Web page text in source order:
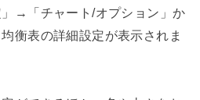
→「チャート/オプション」か
衡表の詳細設定が表示されま